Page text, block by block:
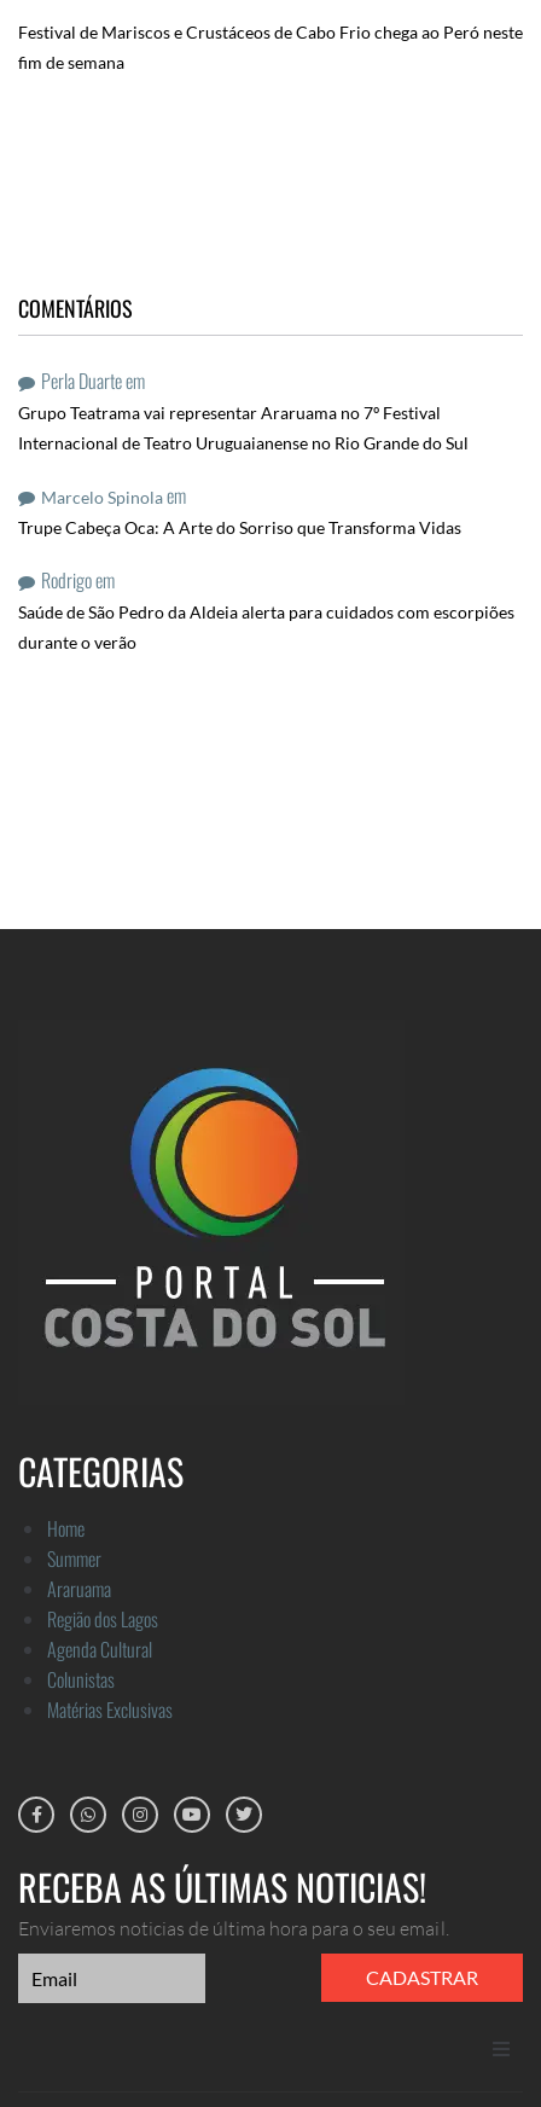
Festival de Mariscos e Crustáceos de Cabo Frio chega ao Peró neste
fim de semana
COMENTÁRIOS
Perla Duarteem
Grupo Teatrama vai representar Araruama no 7º Festival
Internacional de Teatro Uruguaianense no Rio Grande do Sul
Marcelo Spinolaem
Trupe Cabeça Oca: A Arte do Sorriso que Transforma Vidas
Rodrigoem
Saúde de São Pedro da Aldeia alerta para cuidados com escorpiões
durante o verão
CATEGORIAS
Home
Summer
Araruama
Região dos Lagos
Agenda Cultural
Colunistas
Matérias Exclusivas
RECEBA AS ÚLTIMAS NOTICIAS!
Enviaremos noticias de última hora para o seu email.
CADASTRAR